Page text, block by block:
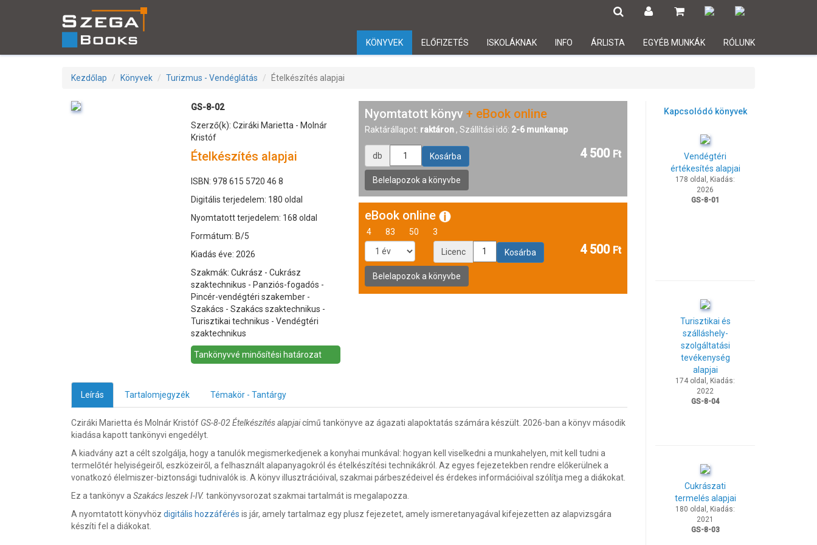
KÖNYVEK ELŐFIZETÉS ISKOLÁKNAK INFO ÁRLISTA EGYÉB MUNKÁK RÓLUNK
Kezdőlap Könyvek Turizmus - Vendéglátás Ételkészítés alapjai
GS-8-02
Szerző(k): Cziráki Marietta - Molnár
Kristóf
Ételkészítés alapjai
ISBN: 978 615 5720 46 8
Digitális terjedelem: 180 oldal
Nyomtatott terjedelem: 168 oldal
Formátum: B/5
Kiadás éve: 2026
Szakmák: Cukrász - Cukrász
szaktechnikus - Panziós-fogadós -
Pincér-vendégtéri szakember -
Szakács - Szakács szaktechnikus -
Turisztikai technikus - Vendégtéri
szaktechnikus
Tankönyvvé minősítési határozat
Nyomtatott könyv + eBook online
Raktárállapot: raktáron, Szállítási idő: 2-6 munkanap
db 4 500 Ft
eBook online
4 83 50 3
Licenc 4 500 Ft
Leírás Tartalomjegyzék Témakör - Tantárgy
Cziráki Marietta és Molnár Kristóf GS-8-02 Ételkészítés alapjaicímű tankönyve az ágazati alapoktatás számára készült. 2026-ban a könyv második
kiadása kapott tankönyvi engedélyt.
A kiadvány azt a célt szolgálja, hogy a tanulók megismerkedjenek a konyhai munkával: hogyan kell viselkedni a munkahelyen, mit kell tudni a
termelőtér helyiségeiről, eszközeiről, a felhasznált alapanyagokról és ételkészítési technikákról. Az egyes fejezetekben rendre előkerülnek a
vonatkozó élelmiszer-biztonsági tudnivalók is. A könyv illusztrációival, szakmai párbeszédeivel és érdekes információival szólítja meg a diákokat.
Ez a tankönyv a Szakács leszek I-IV. tankönyvsorozat szakmai tartalmát is megalapozza.
A nyomtatott könyvhöz digitális hozzáférés is jár, amely tartalmaz egy plusz fejezetet, amely ismeretanyagával kifejezetten az alapvizsgára
készíti fel a diákokat.
Kapcsolódó könyvek
Vendégtéri
értékesítés alapjai
178 oldal, Kiadás:
2026
GS-8-01
Turisztikai és
szálláshely-
szolgáltatási
tevékenység
alapjai
174 oldal, Kiadás:
2022
GS-8-04
Cukrászati
termelés alapjai
180 oldal, Kiadás:
2021
GS-8-03